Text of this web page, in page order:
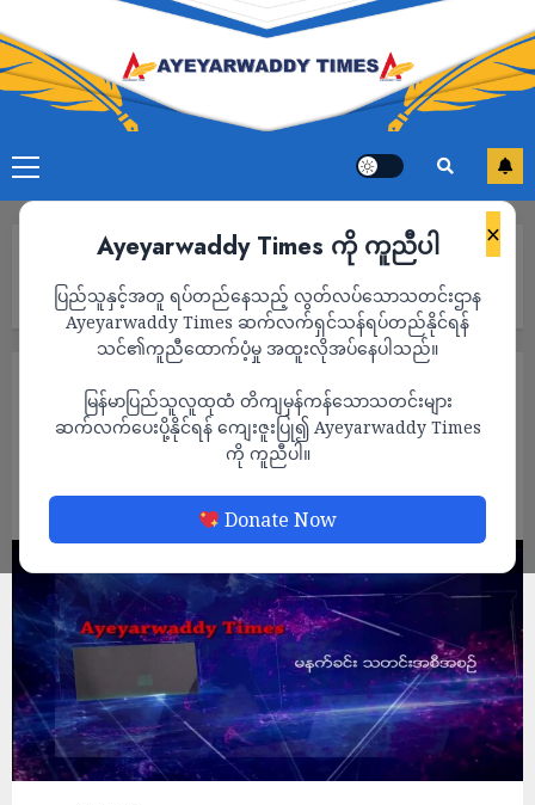
×
Ayeyarwaddy Times ကို ကူညီပါ
ပြည်သူနှင့်အတူ ရပ်တည်နေသည့် လွတ်လပ်သောသတင်းဌာန
Ayeyarwaddy Times ဆက်လက်ရှင်သန်ရပ်တည်နိုင်ရန်
သင်၏ကူညီထောက်ပံ့မှု အထူးလိုအပ်နေပါသည်။
မြန်မာပြည်သူလူထုထံ တိကျမှန်ကန်သောသတင်းများ
ဆက်လက်ပေးပို့နိုင်ရန် ကျေးဇူးပြု၍ Ayeyarwaddy Times
ကို ကူညီပါ။
Donate Now
သတင်းအစီအစဉ်
သတင်း
ဧရာဝတီတိုင်းမ်သတင်းဌာန၏ သြဂုတ်လ
၁၅ရက်နေ့ မနက်ပိုင်း သတင်းအစီအစဉ်
ADMIN